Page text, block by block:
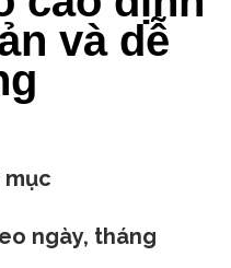
và dễ
ngày, tháng